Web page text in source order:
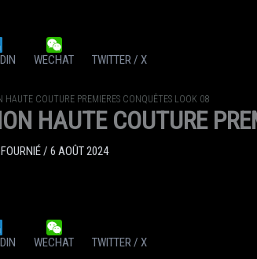
WECHAT TWITTER / X
HAUTE COUTURE PREMIERES CONQUÊTES LOOK 08
HAUTE COUTURE
/ 6 AOÛT 2024
WECHAT TWITTER / X